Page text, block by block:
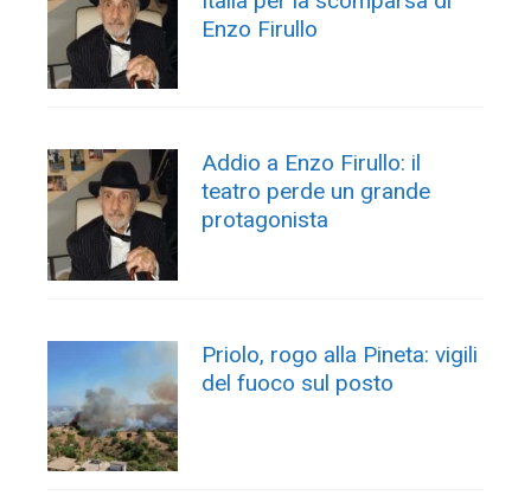
Enzo Firullo
Addio a Enzo Firullo: il
teatro perde un grande
protagonista
Priolo, rogo alla Pineta: vigili
del fuoco sul posto